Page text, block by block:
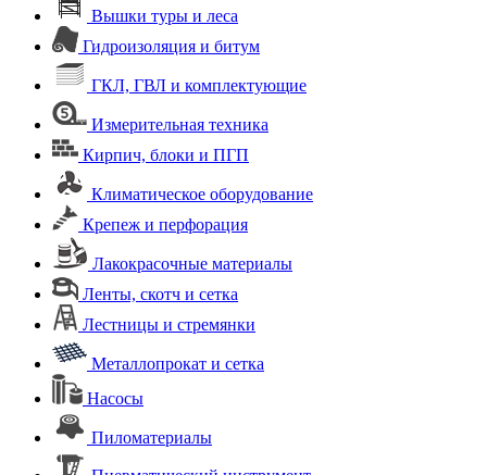
Вышки туры и леса
Гидроизоляция и битум
ГКЛ, ГВЛ и комплектующие
Измерительная техника
Кирпич, блоки и ПГП
Климатическое оборудование
Крепеж и перфорация
Лакокрасочные материалы
Ленты, скотч и сетка
Лестницы и стремянки
Металлопрокат и сетка
Насосы
Пиломатериалы